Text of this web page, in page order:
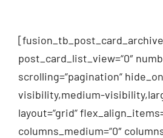
post_card_list_view=“0″
scrolling=“pagination“
visibility,medium-
layout=“grid“
columns_medium=“0″